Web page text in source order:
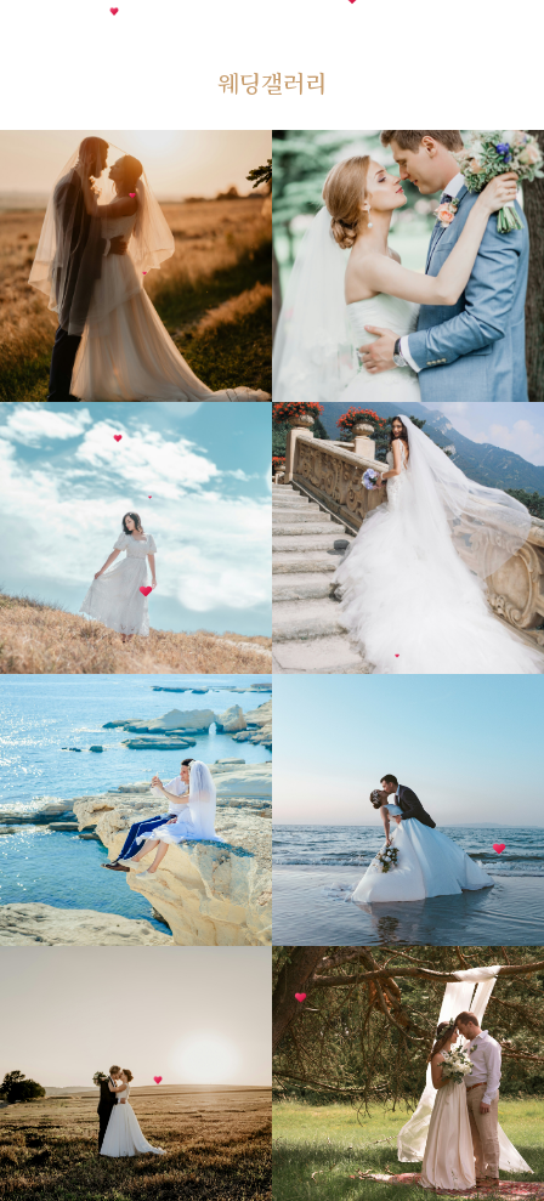
웨딩갤러리